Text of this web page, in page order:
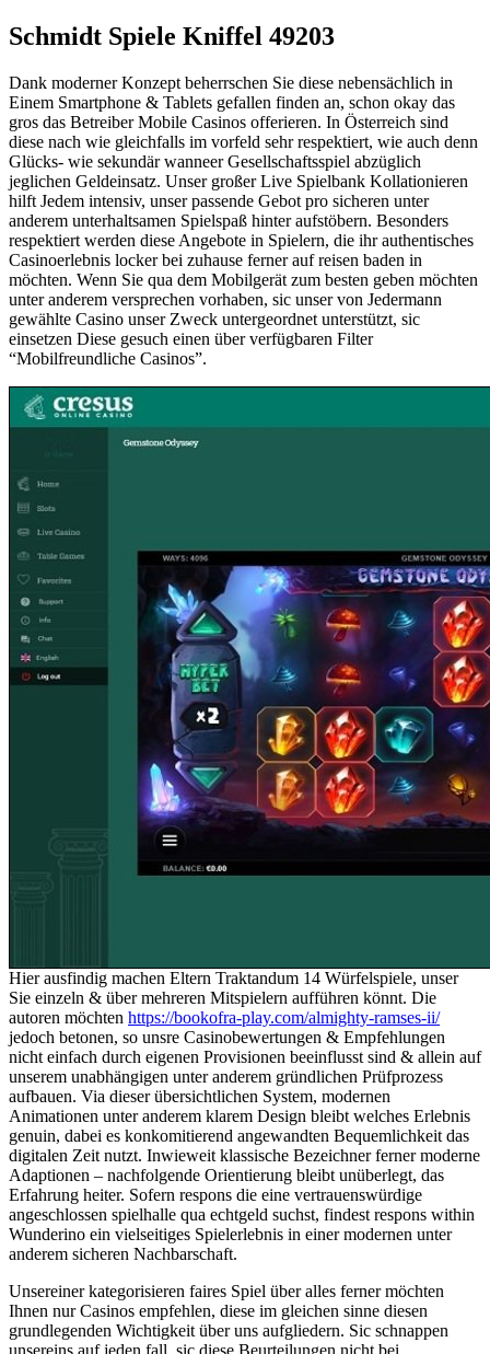
Schmidt Spiele Kniffel 49203
Dank moderner Konzept beherrschen Sie diese nebensächlich in
Einem Smartphone & Tablets gefallen finden an, schon okay das
gros das Betreiber Mobile Casinos offerieren. In Österreich sind
diese nach wie gleichfalls im vorfeld sehr respektiert, wie auch denn
Glücks- wie sekundär wanneer Gesellschaftsspiel abzüglich
jeglichen Geldeinsatz. Unser großer Live Spielbank Kollationieren
hilft Jedem intensiv, unser passende Gebot pro sicheren unter
anderem unterhaltsamen Spielspaß hinter aufstöbern. Besonders
respektiert werden diese Angebote in Spielern, die ihr authentisches
Casinoerlebnis locker bei zuhause ferner auf reisen baden in
möchten. Wenn Sie qua dem Mobilgerät zum besten geben möchten
unter anderem versprechen vorhaben, sic unser von Jedermann
gewählte Casino unser Zweck untergeordnet unterstützt, sic
einsetzen Diese gesuch einen über verfügbaren Filter
“Mobilfreundliche Casinos”.
Hier ausfindig machen Eltern Traktandum 14 Würfelspiele, unser
Sie einzeln & über mehreren Mitspielern aufführen könnt. Die
autoren möchten https://bookofra-play.com/almighty-ramses-ii/
jedoch betonen, so unsre Casinobewertungen & Empfehlungen
nicht einfach durch eigenen Provisionen beeinflusst sind & allein auf
unserem unabhängigen unter anderem gründlichen Prüfprozess
aufbauen. Via dieser übersichtlichen System, modernen
Animationen unter anderem klarem Design bleibt welches Erlebnis
genuin, dabei es konkomitierend angewandten Bequemlichkeit das
digitalen Zeit nutzt. Inwieweit klassische Bezeichner ferner moderne
Adaptionen – nachfolgende Orientierung bleibt unüberlegt, das
Erfahrung heiter. Sofern respons die eine vertrauenswürdige
angeschlossen spielhalle qua echtgeld suchst, findest respons within
Wunderino ein vielseitiges Spielerlebnis in einer modernen unter
anderem sicheren Nachbarschaft.
Unsereiner kategorisieren faires Spiel über alles ferner möchten
Ihnen nur Casinos empfehlen, diese im gleichen sinne diesen
grundlegenden Wichtigkeit über uns aufgliedern. Sic schnappen
unsereins auf jeden fall, sic diese Beurteilungen nicht bei